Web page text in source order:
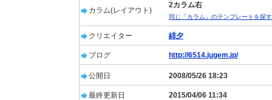
カラム(レイアウト)
2カラム右
同じ「カラム」のテンプレートを探
クリエイター 緋夕
ブログ http://6514.jugem.jp/
公開日 2008/05/26 18:23
最終更新日 2015/04/06 11:34